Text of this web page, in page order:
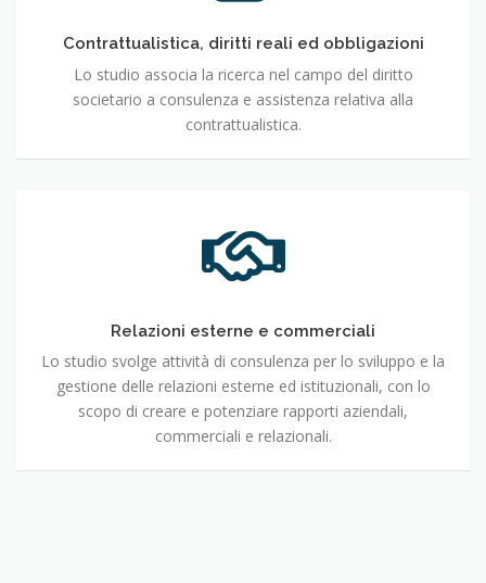
Contrattualistica, diritti reali ed obbligazioni
Lo studio associa la ricerca nel campo del diritto
societario a consulenza e assistenza relativa alla
contrattualistica.
Relazioni esterne e commerciali
Lo studio svolge attività di consulenza per lo sviluppo e la
gestione delle relazioni esterne ed istituzionali, con lo
scopo di creare e potenziare rapporti aziendali,
commerciali e relazionali.